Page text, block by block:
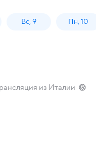
Вс, 9 Пн, 10
из Италии